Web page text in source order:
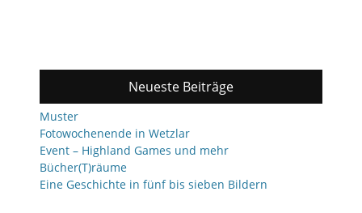
Neueste Beiträge
Muster
Fotowochenende in Wetzlar
Event – Highland Games und mehr
Bücher(T)räume
Eine Geschichte in fünf bis sieben Bildern